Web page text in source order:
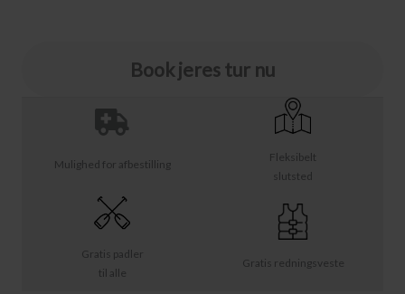
Gratis redningsveste
Gratis padler
til alle
Fleksibelt
slutsted
Mulighed for afbestilling
Book jeres tur nu